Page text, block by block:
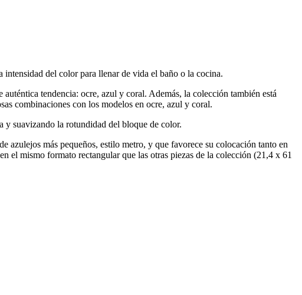
intensidad del color para llenar de vida el baño o la cocina.
tendencia: ocre, azul y coral. Además, la colección también está
combinaciones con los modelos en ocre, azul y coral.
y suavizando la rotundidad del bloque de color.
azulejos más pequeños, estilo metro, y que favorece su colocación tanto en
el mismo formato rectangular que las otras piezas de la colección (21,4 x 61